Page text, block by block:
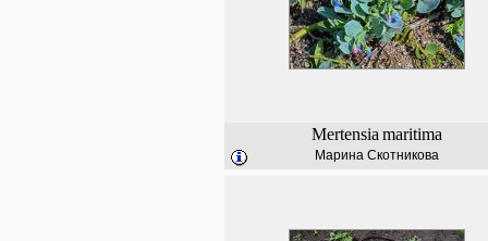
Mertensia maritima
Марина Скотникова